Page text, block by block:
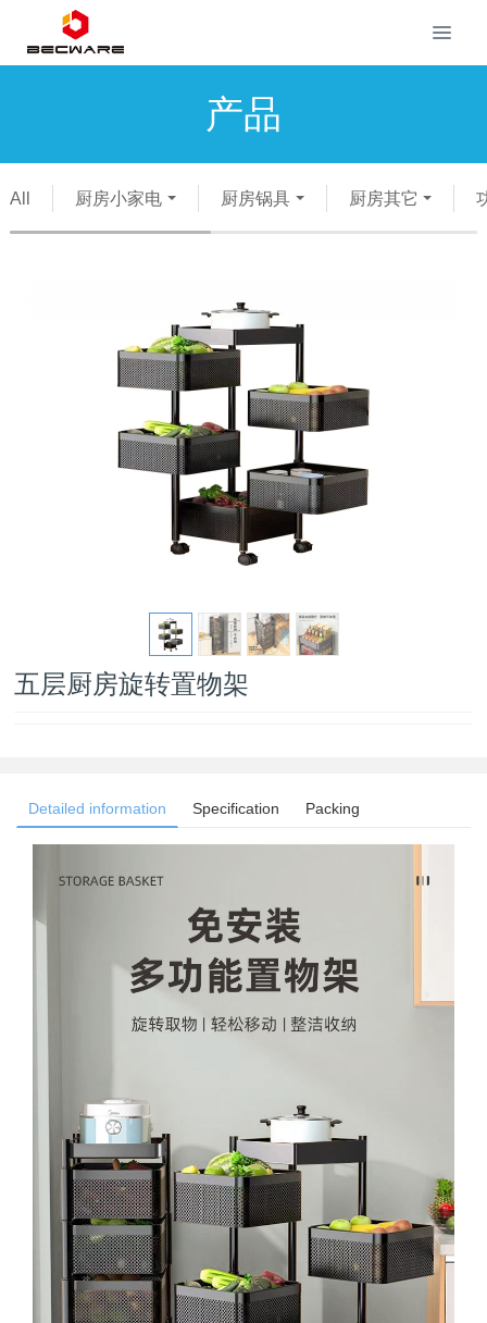
产品
All 厨房小家电 厨房锅具 厨房其它
五层厨房旋转置物架
Detailed information Specification Packing